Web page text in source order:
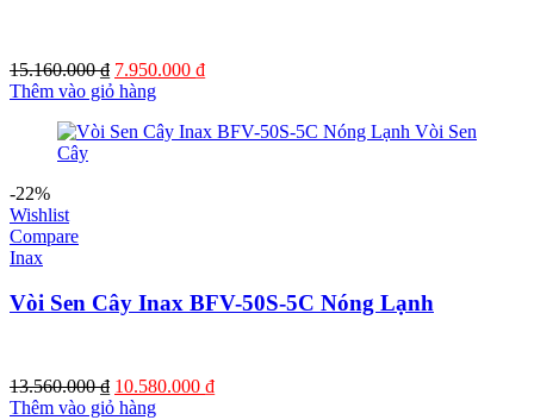
15.160.000₫ Giá
gốc
15.160.000 ₫.
7.950.000 ₫Giá
là:
Thêm vào giỏ hàng
-22%
Wishlist
Compare
Inax
Vòi Sen Cây Inax BFV-50S-5C Nóng Lạnh
13.560.000₫ Giá
gốc
10.580.000 ₫Giá
Thêm vào giỏ hàng